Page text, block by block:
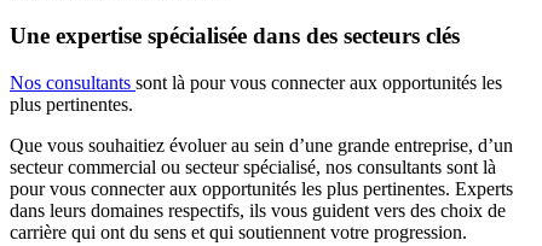
Une expertise spécialisée dans des secteurs clés
Nos consultants sont là pour vous connecter aux opportunités les
plus pertinentes.
Que vous souhaitiez évoluer au sein d’une grande entreprise, d’un
secteur commercial ou secteur spécialisé, nos consultants sont là
pour vous connecter aux opportunités les plus pertinentes. Experts
dans leurs domaines respectifs, ils vous guident vers des choix de
carrière qui ont du sens et qui soutiennent votre progression.